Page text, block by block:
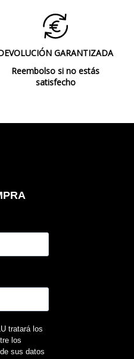
GARANTIZADA
Reembolso si no estás
satisfecho